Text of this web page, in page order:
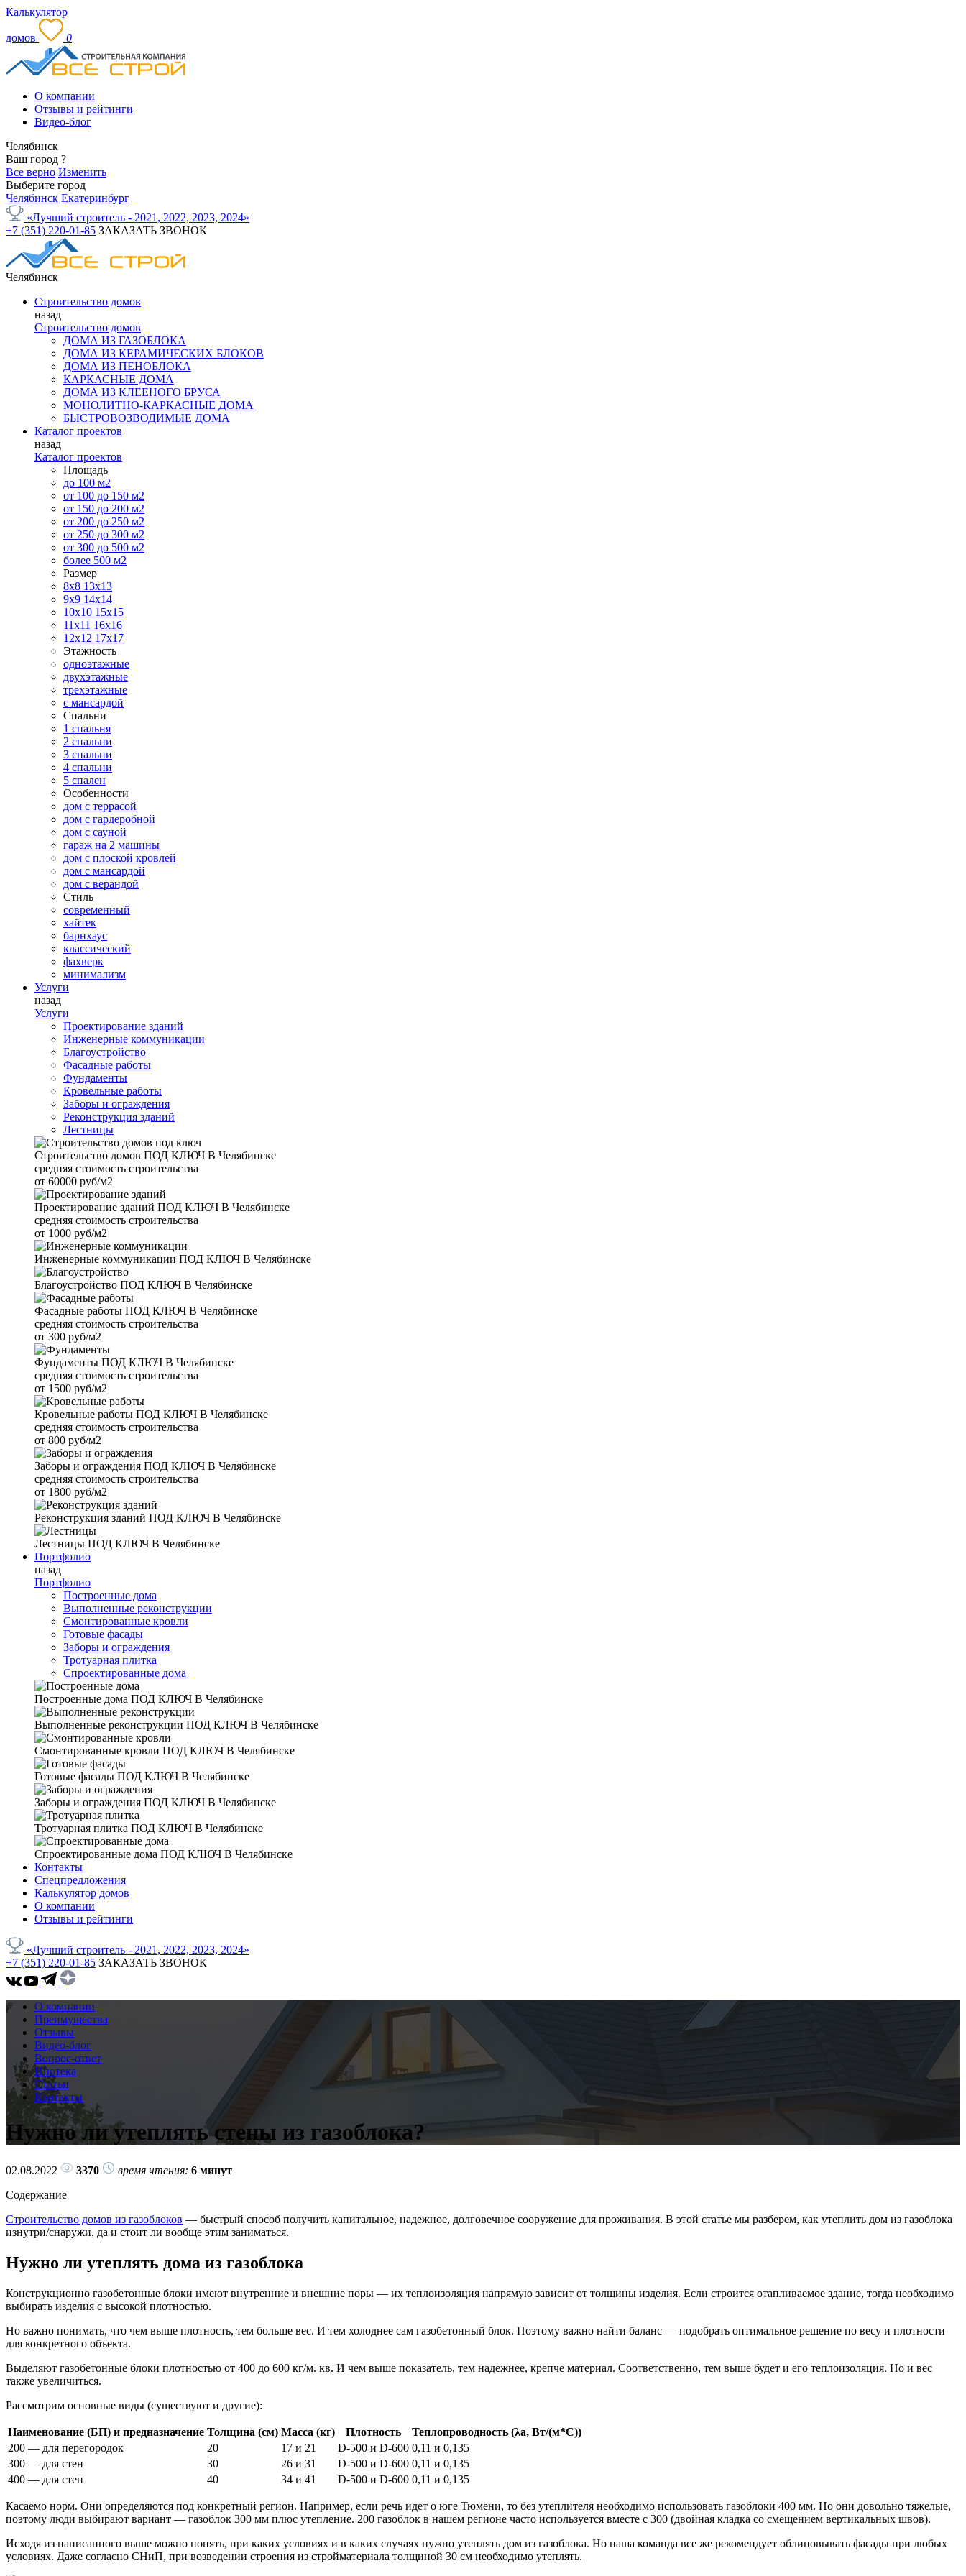
Калькулятор
домов 0
О компании
Отзывы и рейтинги
Видео-блог
Челябинск
Ваш город ?
Все верно Изменить
Выберите город
Челябинск Екатеринбург
«Лучший строитель - 2021, 2022, 2023, 2024»
+7 (351) 220-01-85 ЗАКАЗАТЬ ЗВОНОК
Челябинск
Строительство домов
назад
Строительство домов
ДОМА ИЗ ГАЗОБЛОКА
ДОМА ИЗ КЕРАМИЧЕСКИХ БЛОКОВ
ДОМА ИЗ ПЕНОБЛОКА
КАРКАСНЫЕ ДОМА
ДОМА ИЗ КЛЕЕНОГО БРУСА
МОНОЛИТНО-КАРКАСНЫЕ ДОМА
БЫСТРОВОЗВОДИМЫЕ ДОМА
Каталог проектов
назад
Каталог проектов
Площадь
до 100 м2
от 100 до 150 м2
от 150 до 200 м2
от 200 до 250 м2
от 250 до 300 м2
от 300 до 500 м2
более 500 м2
Размер
8х8 13х13
9х9 14х14
10х10 15х15
11x11 16х16
12х12 17х17
Этажность
одноэтажные
двухэтажные
трехэтажные
с мансардой
Спальни
1 спальня
2 спальни
3 спальни
4 спальни
5 спален
Особенности
дом с террасой
дом с гардеробной
дом с сауной
гараж на 2 машины
дом с плоской кровлей
дом с мансардой
дом с верандой
Стиль
современный
хайтек
барнхаус
классический
фахверк
минимализм
Услуги
назад
Услуги
Проектирование зданий
Инженерные коммуникации
Благоустройство
Фасадные работы
Фундаменты
Кровельные работы
Заборы и ограждения
Реконструкция зданий
Лестницы
Строительство домов ПОД КЛЮЧ В Челябинске
средняя стоимость строительства
от 60000 руб/м2
Проектирование зданий ПОД КЛЮЧ В Челябинске
средняя стоимость строительства
от 1000 руб/м2
Инженерные коммуникации ПОД КЛЮЧ В Челябинске
Благоустройство ПОД КЛЮЧ В Челябинске
Фасадные работы ПОД КЛЮЧ В Челябинске
средняя стоимость строительства
от 300 руб/м2
Фундаменты ПОД КЛЮЧ В Челябинске
средняя стоимость строительства
от 1500 руб/м2
Кровельные работы ПОД КЛЮЧ В Челябинске
средняя стоимость строительства
от 800 руб/м2
Заборы и ограждения ПОД КЛЮЧ В Челябинске
средняя стоимость строительства
от 1800 руб/м2
Реконструкция зданий ПОД КЛЮЧ В Челябинске
Лестницы ПОД КЛЮЧ В Челябинске
Портфолио
назад
Портфолио
Построенные дома
Выполненные реконструкции
Смонтированные кровли
Готовые фасады
Заборы и ограждения
Тротуарная плитка
Спроектированные дома
Построенные дома ПОД КЛЮЧ В Челябинске
Выполненные реконструкции ПОД КЛЮЧ В Челябинске
Смонтированные кровли ПОД КЛЮЧ В Челябинске
Готовые фасады ПОД КЛЮЧ В Челябинске
Заборы и ограждения ПОД КЛЮЧ В Челябинске
Тротуарная плитка ПОД КЛЮЧ В Челябинске
Спроектированные дома ПОД КЛЮЧ В Челябинске
Контакты
Спецпредложения
Калькулятор домов
О компании
Отзывы и рейтинги
«Лучший строитель - 2021, 2022, 2023, 2024»
+7 (351) 220-01-85 ЗАКАЗАТЬ ЗВОНОК
О компании
Преимущества
Отзывы
Видео-блог
Вопрос-ответ
Ипотека
Статьи
Контакты
Нужно ли утеплять стены из газоблока?
02.08.2022 3370 время чтения: 6 минут
Содержание
Строительство домов из газоблоков — быстрый способ получить капитальное, надежное, долговечное сооружение для проживания. В этой статье мы разберем, как утеплить дом из газоблока
изнутри/снаружи, да и стоит ли вообще этим заниматься.
Нужно ли утеплять дома из газоблока
Конструкционно газобетонные блоки имеют внутренние и внешние поры — их теплоизоляция напрямую зависит от толщины изделия. Если строится отапливаемое здание, тогда необходимо
выбирать изделия с высокой плотностью.
Но важно понимать, что чем выше плотность, тем больше вес. И тем холоднее сам газобетонный блок. Поэтому важно найти баланс — подобрать оптимальное решение по весу и плотности
для конкретного объекта.
Выделяют газобетонные блоки плотностью от 400 до 600 кг/м. кв. И чем выше показатель, тем надежнее, крепче материал. Соответственно, тем выше будет и его теплоизоляция. Но и вес
также увеличиться.
Рассмотрим основные виды (существуют и другие):
Наименование (БП) и предназначение Толщина (см) Масса (кг) Плотность
Теплопроводность (λа, Вт/(м*С))
200 — для перегородок
20 17 и 21 D-500 и D-600 0,11 и 0,135
300 — для стен
30 26 и 31 D-500 и D-600 0,11 и 0,135
400 — для стен
40 34 и 41 D-500 и D-600 0,11 и 0,135
Касаемо норм. Они определяются под конкретный регион. Например, если речь идет о юге Тюмени, то без утеплителя необходимо использовать газоблоки 400 мм. Но они довольно тяжелые,
поэтому люди выбирают вариант — газоблок 300 мм плюс утепление. 200 газоблок в нашем регионе часто используется вместе с 300 (двойная кладка со смещением вертикальных швов).
Исходя из написанного выше можно понять, при каких условиях и в каких случаях нужно утеплять дом из газоблока. Но наша команда все же рекомендует облицовывать фасады при любых
условиях. Даже согласно СНиП, при возведении строения из стройматериала толщиной 30 см необходимо утеплять.